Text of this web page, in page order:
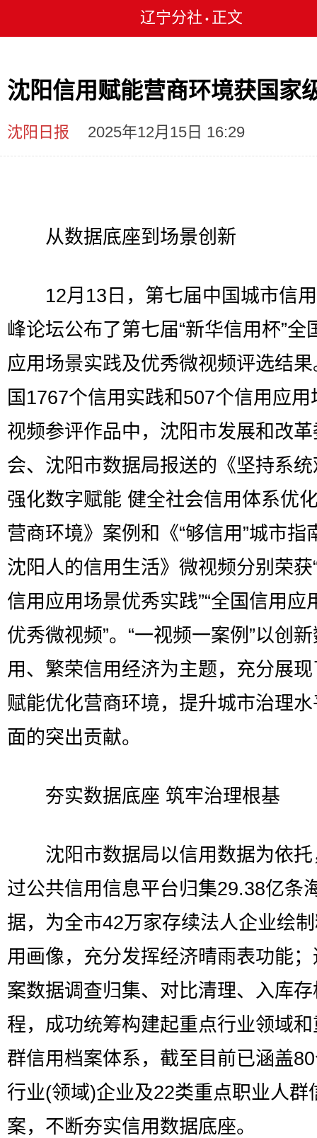
辽宁分社 • 正文
沈阳信用赋能营商环境获国家
沈阳日报 2025年12月15日 16:29
从数据底座到场景创新
12月13日，第七届中国城市信
峰论坛公布了第七届“新华信用杯”全
应用场景实践及优秀微视频评选结
国1767个信用实践和507个信用应用
视频参评作品中，沈阳市发展和改
会、沈阳市数据局报送的《坚持系
强化数字赋能 健全社会信用体系优
营商环境》案例和《“够信用”城市
沈阳人的信用生活》微视频分别荣获
信用应用场景优秀实践”“全国信用应
优秀微视频”。“一视频一案例”以创
用、繁荣信用经济为主题，充分展
赋能优化营商环境，提升城市治理
面的突出贡献。
夯实数据底座 筑牢治理根基
沈阳市数据局以信用数据为依托
过公共信用信息平台归集29.38亿条
据，为全市42万家存续法人企业绘
用画像，充分发挥经济晴雨表功能
案数据调查归集、对比清理、入库
程，成功统筹构建起重点行业领域
群信用档案体系，截至目前已涵盖
行业(领域)企业及22类重点职业人群
案，不断夯实信用数据底座。